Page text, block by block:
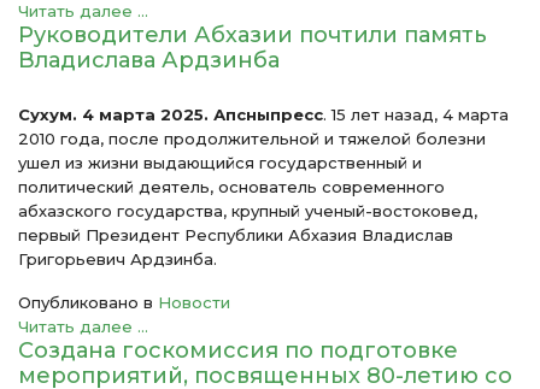
Читать далее ...
Руководители Абхазии почтили память
Владислава Ардзинба
Сухум. 4 марта 2025. Апсныпресс. 15 лет назад, 4 марта
2010 года, после продолжительной и тяжелой болезни
ушел из жизни выдающийся государственный и
политический деятель, основатель современного
абхазского государства, крупный ученый-востоковед,
первый Президент Республики Абхазия Владислав
Григорьевич Ардзинба.
Опубликовано в Новости
Читать далее ...
Создана госкомиссия по подготовке
мероприятий, посвященных 80-летию со